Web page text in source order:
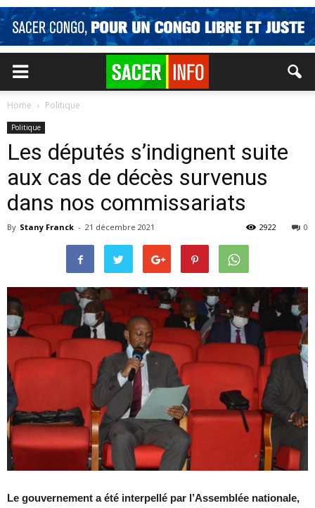
Home Politique
Politique
Les députés s’indignent suite
aux cas de décès survenus
dans nos commissariats
By Stany Franck - 21 décembre 2021 0
2922
Le gouvernement a été interpellé par l’Assemblée nationale,